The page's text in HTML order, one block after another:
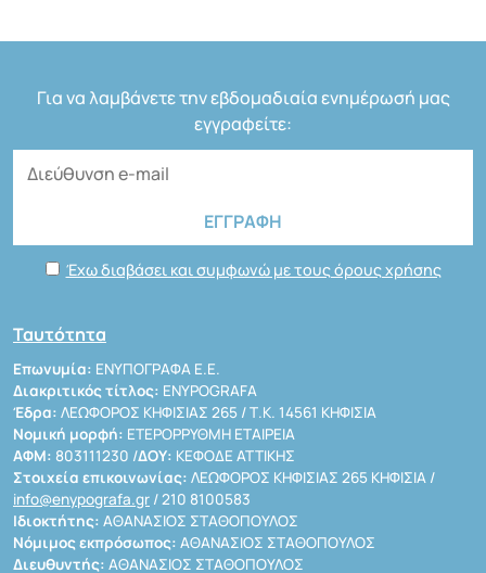
Για να λαμβάνετε την εβδομαδιαία ενημέρωσή μας
εγγραφείτε:
Έχω διαβάσει και συμφωνώ με τους όρους χρήσης
Ταυτότητα
Επωνυμία: ΕΝΥΠΟΓΡΑΦΑ Ε.Ε.
Διακριτικός τίτλος: ENYPOGRAFA
Έδρα: ΛΕΩΦΟΡΟΣ ΚΗΦΙΣΙΑΣ 265 / Τ.Κ. 14561 ΚΗΦΙΣΙΑ
Νομική μορφή: ΕΤΕΡΟΡΡΥΘΜΗ ΕΤΑΙΡΕΙΑ
ΑΦΜ: 803111230 /ΔΟΥ: ΚΕΦΟΔΕ ΑΤΤΙΚΗΣ
Στοιχεία επικοινωνίας: ΛΕΩΦΟΡΟΣ ΚΗΦΙΣΙΑΣ 265 ΚΗΦΙΣΙΑ /
info@enypografa.gr / 210 8100583
Ιδιοκτήτης: ΑΘΑΝΑΣΙΟΣ ΣΤΑΘΟΠΟΥΛΟΣ
Νόμιμος εκπρόσωπος: ΑΘΑΝΑΣΙΟΣ ΣΤΑΘΟΠΟΥΛΟΣ
Διευθυντής: ΑΘΑΝΑΣΙΟΣ ΣΤΑΘΟΠΟΥΛΟΣ